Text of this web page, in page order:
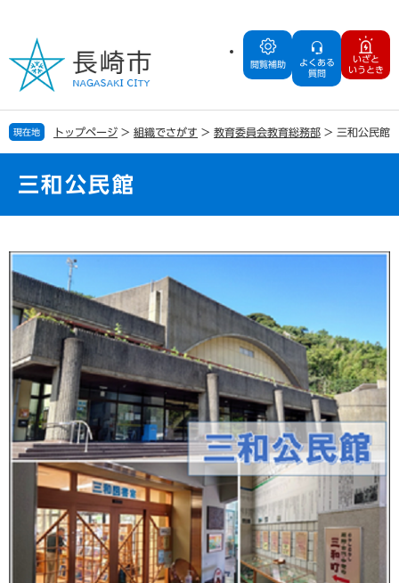
の
で
す
ー
ば
し
へ
閲覧補助
よくある
質問
いざと
いうとき
現在地 トップページ > 組織でさがす > 教育委員会教育総務部 > 三和公民館
三和公民館